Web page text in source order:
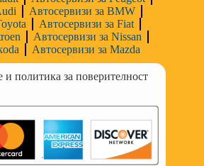
Автосервизи за BMW
Автосервизи за Fiat
Автосервизи за Nissan
Автосервизи за Mazda
и политика за поверителност